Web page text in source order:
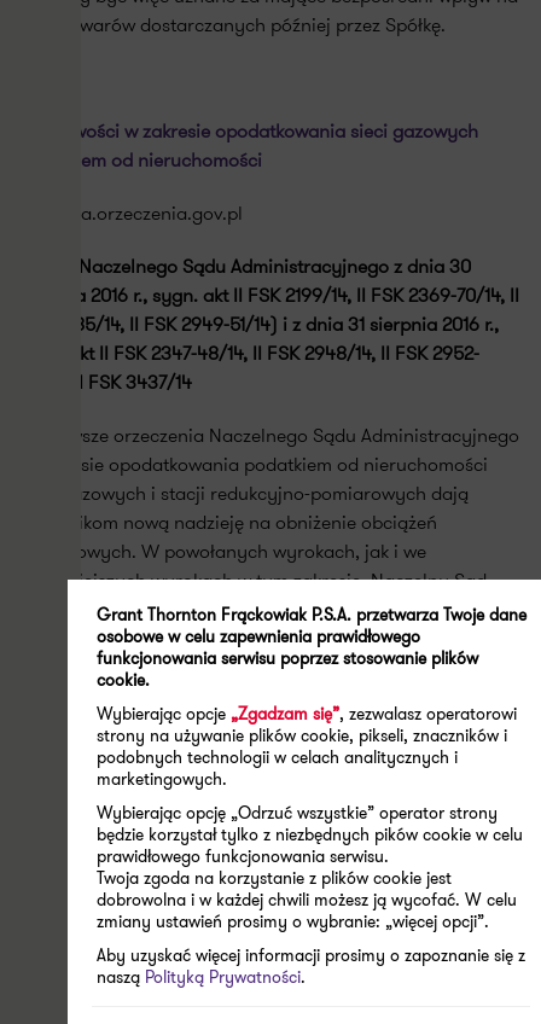
cenę towarów dostarczanych później przez Spółkę.
Wątpliwości w zakresie opodatkowania sieci gazowych
podatkiem od nieruchomości
www.nsa.orzeczenia.gov.pl
wyroki Naczelnego Sądu Administracyjnego z dnia 30
sierpnia 2016 r., sygn. akt II FSK 2199/14, II FSK 2369-70/14, II
FSK 2785/14, II FSK 2949-51/14) i z dnia 31 sierpnia 2016 r.,
sygn. akt II FSK 2347-48/14, II FSK 2948/14, II FSK 2952-
54/14, II FSK 3437/14
Najnowsze orzeczenia Naczelnego Sądu Administracyjnego
w zakresie opodatkowania podatkiem od nieruchomości
sieci gazowych i stacji redukcyjno-pomiarowych dają
podatnikom nową nadzieję na obniżenie obciążeń
podatkowych. W powołanych wyrokach, jak i we
wcześniejszych wyrokach w tym zakresie, Naczelny Sąd
Administracyjny zmienił stanowisko co do opodatkowania
podatkiem od nieruchomości sieci gazowych. Wcześnie
zasadniczo NSA zgadzał się ze stanowiskiem
opodatkowaniu podatkiem od nieruchomości podlega cały
obiekt infrastruktury gazowniczej, jako budowla stanowiąca
całość techniczno-użytkową. W efekcie NSA prezentował
stanowisko, że opodatkowaniu podatkiem od nieruchomości
podlegają zarówno fundamenty, jak i pozostałe, składające
się na budowle, elementy sieci gazowej w postaci urządzeń
technicznych służących do redukcji i pomiaru gazu
zlokalizowanych w kontenerze posadowionym na
fundamencie.
Grant Thornton Frąckowiak P.S.A. przetwarza Twoje dane
osobowe w celu zapewnienia prawidłowego
funkcjonowania serwisu poprzez stosowanie plików
cookie.
Wybierając opcje „Zgadzam się”, zezwalasz operatorowi
strony na używanie plików cookie, pikseli, znaczników i
podobnych technologii w celach analitycznych i
marketingowych.
Wybierając opcję „Odrzuć wszystkie” operator strony
będzie korzystał tylko z niezbędnych pików cookie w celu
prawidłowego funkcjonowania serwisu.
Twoja zgoda na korzystanie z plików cookie jest
dobrowolna i w każdej chwili możesz ją wycofać. W celu
zmiany ustawień prosimy o wybranie: „więcej opcji”.
Aby uzyskać więcej informacji prosimy o zapoznanie się z
naszą Polityką Prywatności.